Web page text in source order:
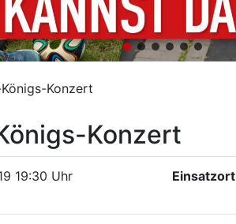
Konzert
Konzert
19:30 Uhr Einsatzort